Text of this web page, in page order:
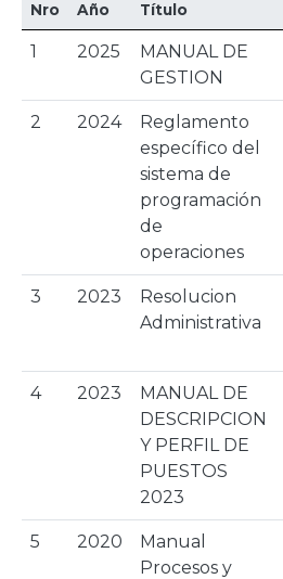
Nro Año Título
1 2025
MANUAL DE
GESTION
2 2024
Reglamento
específico del
sistema de
programación
de
operaciones
3 2023
Resolucion
Administrativa
4 2023
MANUAL DE
DESCRIPCION
Y PERFIL DE
PUESTOS
2023
5 2020
Manual
Procesos y